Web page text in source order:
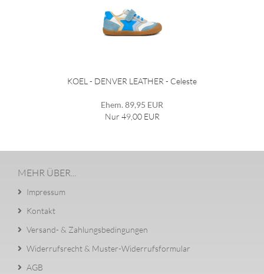
KOEL - DENVER LEATHER - Celeste
Ehem. 89,95 EUR
Nur 49,00 EUR
MEHR ÜBER...
Impressum
Kontakt
Versand- & Zahlungsbedingungen
Widerrufsrecht & Muster-Widerrufsformular
AGB